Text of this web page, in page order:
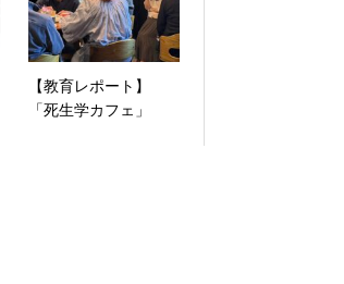
【教育レポート】
「死生学カフェ」